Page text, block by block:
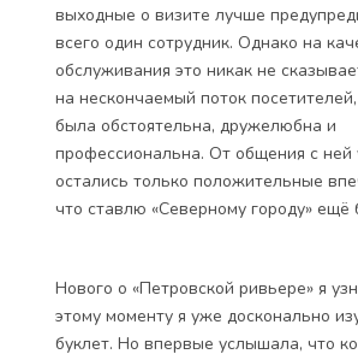
выходные о визите лучше
всего один сотрудник. Однако на
обслуживания это никак не
на нескончаемый поток
была обстоятельна, дружелюбна и
профессиональна. От общения с ней
остались только положительные
что ставлю «Северному городу» ещё
Нового о «Петровской ривьере» я
этому моменту я уже досконально
буклет. Но впервые услышала, что